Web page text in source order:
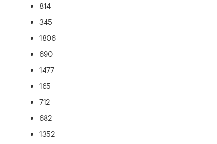
814
345
1806
690
1477
165
712
682
1352